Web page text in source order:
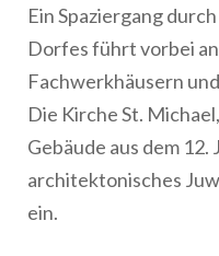
Ein Spaziergang
Dorfes führt vorbei
Fachwerkhäusern
Die Kirche St.
Gebäude aus dem
architektonisches
ein.